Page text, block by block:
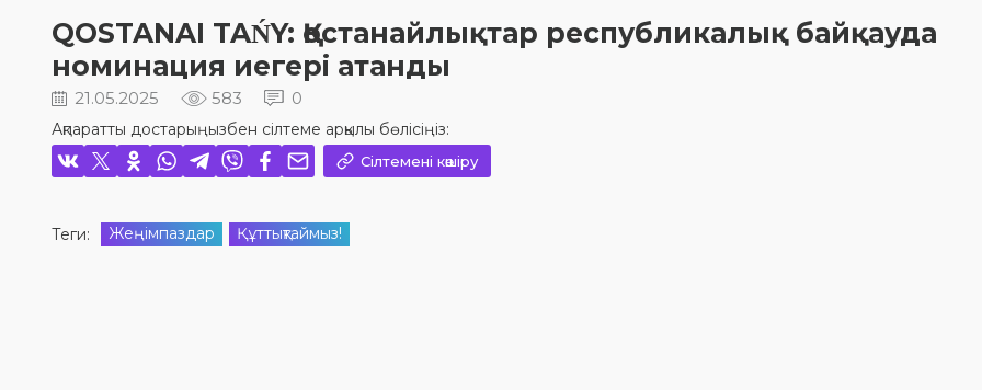
QOSTANAI TAŃY: Қостанайлықтар республикалық байқауда
номинация иегері атанды
21.05.2025 583 0
Ақпаратты достарыңызбен сілтеме арқылы бөлісіңіз:
Сілтемені көшіру
Теги: Жеңімпаздар Құттықтаймыз!